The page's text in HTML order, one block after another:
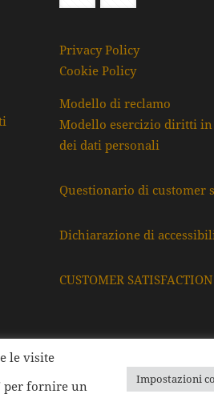
Privacy Policy
Cookie Policy
Modello di reclamo
Modello esercizio diritti
dei dati personali
Questionario di customer
Dichiarazione di
CUSTOMER SATISFACTION
| Cod.F. e P.Iva: 80009220395
le visite
per fornire un
Impostazioni